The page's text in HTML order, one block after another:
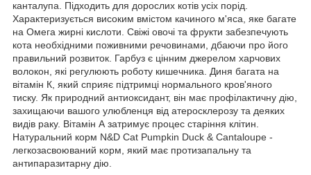
канталупа. Підходить для дорослих котів усіх порід.
Характеризується високим вмістом качиного м'яса, яке багате
на Омега жирні кислоти. Свіжі овочі та фрукти забезпечують
кота необхідними поживними речовинами, дбаючи про його
правильний розвиток. Гарбуз є цінним джерелом харчових
волокон, які регулюють роботу кишечника. Диня багата на
вітамін К, який сприяє підтримці нормального кров'яного
тиску. Як природний антиоксидант, він має профілактичну дію,
захищаючи вашого улюбленця від атеросклерозу та деяких
видів раку. Вітамін А затримує процес старіння клітин.
Натуральний корм N&D Cat Pumpkin Duck & Cantaloupe -
легкозасвоюваний корм, який має протизапальну та
антипаразитарну дію.